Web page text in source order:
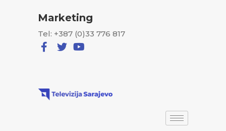
Marketing
Tel: +387 (0)33 776 817